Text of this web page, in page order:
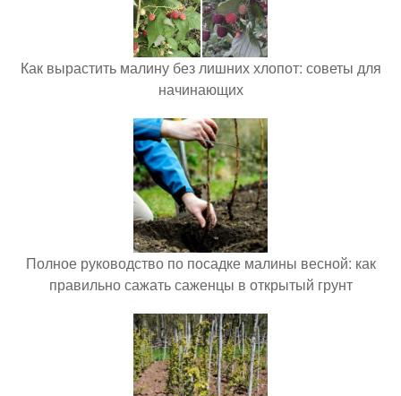
Как вырастить малину без лишних хлопот: советы для
начинающих
Полное руководство по посадке малины весной: как
правильно сажать саженцы в открытый грунт